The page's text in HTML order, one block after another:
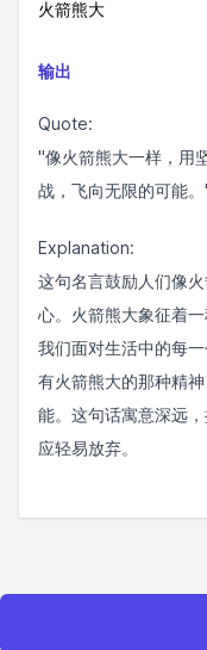
火箭熊大
输出
Quote:
"像火箭熊大一样，用
战，飞向无限的可能
Explanation:
这句名言鼓励人们像
心。火箭熊大象征着
我们面对生活中的每
有火箭熊大的那种精
能。这句话寓意深远
应轻易放弃。